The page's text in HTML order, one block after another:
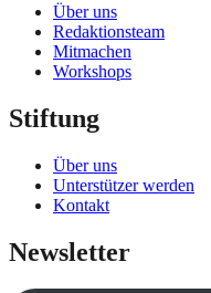
Über uns
Redaktionsteam
Mitmachen
Workshops
Stiftung
Über uns
Unterstützer werden
Kontakt
Newsletter